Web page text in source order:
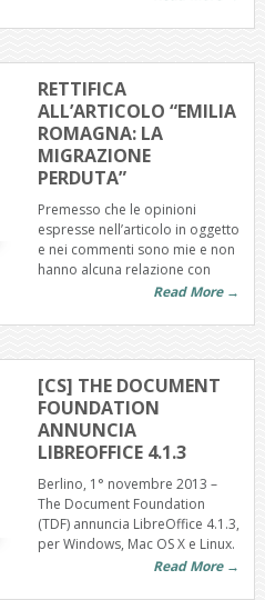
RETTIFICA
ALL’ARTICOLO “EMILIA
ROMAGNA: LA
MIGRAZIONE
PERDUTA”
Premesso che le opinioni
espresse nell’articolo in oggetto
e nei commenti sono mie e non
hanno alcuna relazione con
Read More →
[CS] THE DOCUMENT
FOUNDATION
ANNUNCIA
LIBREOFFICE 4.1.3
Berlino, 1° novembre 2013 –
The Document Foundation
(TDF) annuncia LibreOffice 4.1.3,
per Windows, Mac OS X e Linux.
Read More →